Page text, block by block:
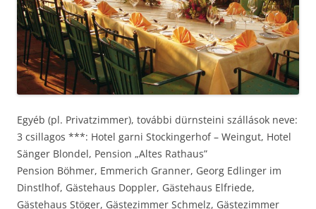
Egyéb (pl. Privatzimmer), további dürnsteini szállások neve:
3 csillagos ***: Hotel garni Stockingerhof – Weingut, Hotel
Sänger Blondel, Pension „Altes Rathaus”
Pension Böhmer, Emmerich Granner, Georg Edlinger im
Dinstlhof, Gästehaus Doppler, Gästehaus Elfriede,
Gästehaus Stöger, Gästezimmer Schmelz, Gästezimmer